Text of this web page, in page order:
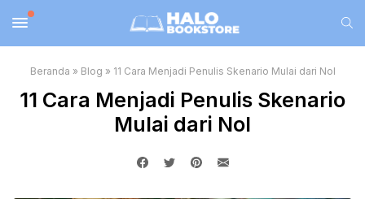
Beranda » Blog » 11 Cara Menjadi Penulis Skenario Mulai dari Nol
11 Cara Menjadi Penulis Skenario
Mulai dari Nol